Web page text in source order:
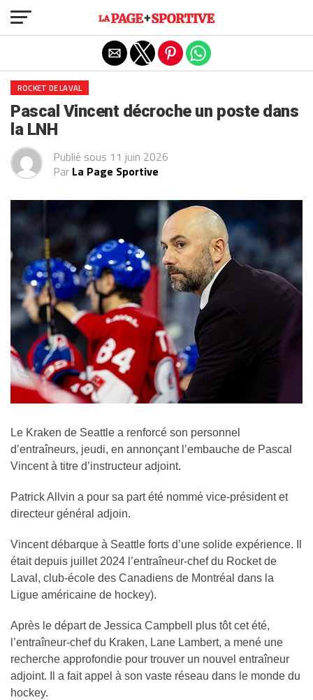
ROCKET DE LAVAL
Pascal Vincent décroche un poste dans
la LNH
Publié sous 11 juin 2026
Par La Page Sportive
Le Kraken de Seattle a renforcé son personnel
d’entraîneurs, jeudi, en annonçant l’embauche de Pascal
Vincent à titre d’instructeur adjoint.
Patrick Allvin a pour sa part été nommé vice-président et
directeur général adjoin.
Vincent débarque à Seattle forts d’une solide expérience. Il
était depuis juillet 2024 l’entraîneur-chef du Rocket de
Laval, club-école des Canadiens de Montréal dans la
Ligue américaine de hockey).
Après le départ de Jessica Campbell plus tôt cet été,
l’entraîneur-chef du Kraken, Lane Lambert, a mené une
recherche approfondie pour trouver un nouvel entraîneur
adjoint. Il a fait appel à son vaste réseau dans le monde du
hockey.
Exit mobile version